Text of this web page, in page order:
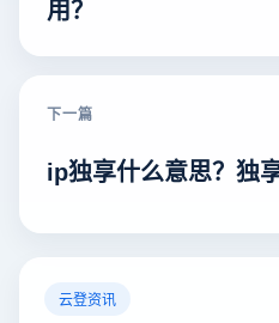
用？
下一篇
ip独享什么意思？独
云登资讯